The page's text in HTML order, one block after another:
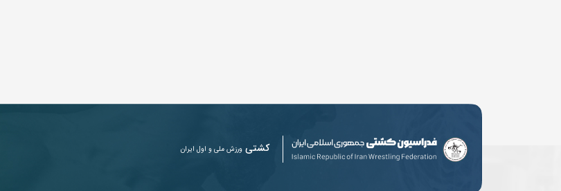
کشتی ورزش ملی و اول ایران